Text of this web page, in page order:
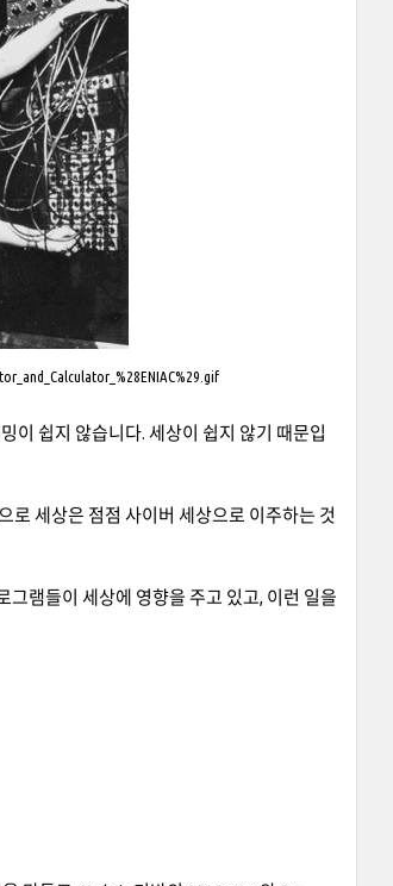
이 쉽지 않습니다. 세상이 쉽지 않기 때문입
로 세상은 점점 사이버 세상으로 이주하는 것
램들이 세상에 영향을 주고 있고, 이런 일을